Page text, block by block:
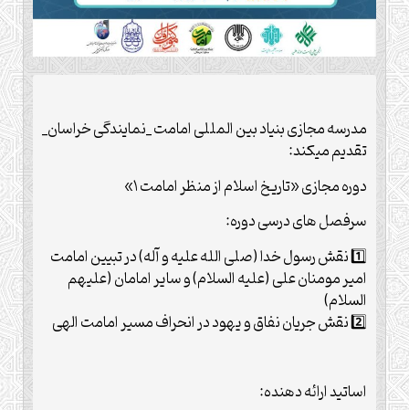
مدرسه مجازی بنیاد بین المللی امامت _نمایندگی خراسان_
تقدیم میکند:
دوره مجازی «تاریخ اسلام از منظر امامت ۱»
سرفصل های درسی دوره:
1️⃣ نقش رسول خدا (صلی الله علیه و آله) در تبیین امامت
امیر مومنان علی (علیه السلام) و سایر امامان (علیهم
السلام)
2️⃣ نقش جریان نفاق و یهود در انحراف مسیر امامت الهی
اساتید ارائه دهنده: